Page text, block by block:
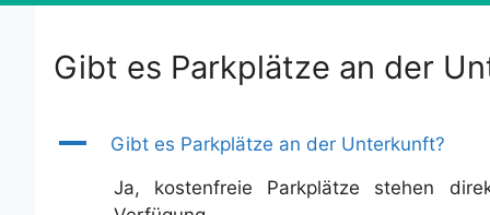
Gibt es Parkplätze an der
A
Gibt es Parkplätze an der Unterkunft?
Ja, kostenfreie Parkplätze stehen